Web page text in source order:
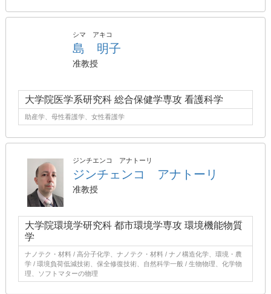
シマ アキコ
島 明子
准教授
大学院医学系研究科 総合保健学専攻 看護科学
助産学、母性看護学、女性看護学
ジンチエンコ アナトーリ
ジンチェンコ アナトーリ
准教授
大学院環境学研究科 都市環境学専攻 環境機能物質
学
ナノテク・材料 / 高分子化学、ナノテク・材料 / ナノ構造化学、環境・農
学 / 環境負荷低減技術、保全修復技術、自然科学一般 / 生物物理、化学物
理、ソフトマターの物理